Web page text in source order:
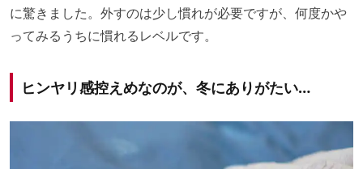
に驚きました。外すのは少し慣れが必要ですが、何度かや
ってみるうちに慣れるレベルです。
ヒンヤリ感控えめなのが、冬にありがたい…